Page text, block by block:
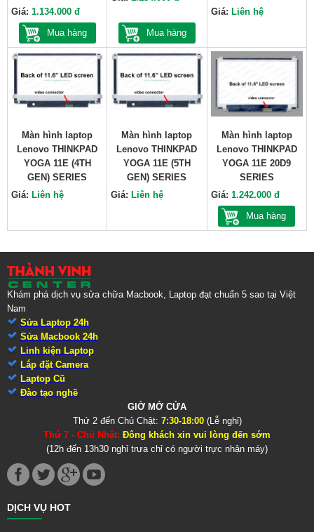
Giá: 1.134.000 đ
Mua hàng
Mua hàng
Giá: Liên hệ
Màn hình laptop
Lenovo THINKPAD
YOGA 11E (4TH
GEN) SERIES
Giá: Liên hệ
Màn hình laptop
Lenovo THINKPAD
YOGA 11E (5TH
GEN) SERIES
Giá: Liên hệ
Màn hình laptop
Lenovo THINKPAD
YOGA 11E 20D9
SERIES
Giá: 1.242.000 đ
Mua hàng
Khám phá dịch vụ sửa chữa Macbook, Laptop đạt chuẩn 5 sao tại Việt
Nam
Sửa Laptop 24h
Sửa Macbook 24h
Linh kiện Laptop
Lắp đặt Camera
Laptop Cũ
Đào tạo nghề
GIỜ MỞ CỬA
Thứ 2 đến Chủ Chật: 7:30-18:00(Lễ nghỉ)
Thứ 7 - Chủ Nhật: Đông khách xin vui lòng đến sớm
(12h đến 13h30 nghỉ trưa chỉ có người trực nhận máy)
DỊCH VỤ HOT